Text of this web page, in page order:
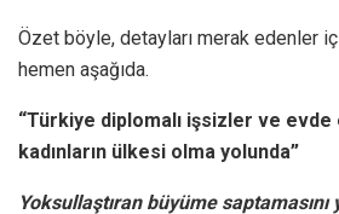
Özet böyle, detayları merak edenler
hemen aşağıda.
“Türkiye diplomalı işsizler ve
kadınların ülkesi olma yolunda”
Yoksullaştıran büyüme